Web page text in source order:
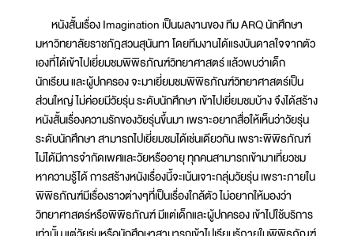
หนังสั้นเรื่อง Imagination เป็นผลงานของ ทีม ARQ นักศึกษา
มหาวิทยาลัยราชภัฎสวนสุนันทา โดยทีมงานได้แรงบันดาลใจจากตัว
เองที่ได้เข้าไปเยี่ยมชมพิพิธภัณฑ์วิทยาศาสตร์ แล้วพบว่าเด็ก
นักเรียน และผู้ปกครอง จะมาเยี่ยมชมพิพิธภัณฑ์วิทยาศาสตร์เป็น
ส่วนใหญ่ ไม่ค่อยมีวัยรุ่น ระดับนักศึกษา เข้าไปเยี่ยมชมบ้าง จึงได้สร้าง
หนังสั้นเรื่องความรักของวัยรุ่นขึ้นมา เพราะอยากสื่อให้เห็นว่าวัยรุ่น
ระดับนักศึกษา สามารถไปเยี่ยมชมได้เช่นเดียวกัน เพราะพิพิธภัณฑ์
ไม่ได้มีการจำกัดเพศและวัยหรืออายุ ทุกคนสามารถเข้ามาเที่ยวชม
หาความรู้ได้ การสร้างหนังเรื่องนี้จะเน้นเจาะกลุ่มวัยรุ่น เพราะภายใน
พิพิธภัณฑ์มีเรื่องราวต่างๆที่เป็นเรื่องใกล้ตัว ไม่อยากให้มองว่า
วิทยาศาสตร์หรือพิพิธภัณฑ์ มีแต่เด็กและผู้ปกครอง เข้าไปใช้บริการ